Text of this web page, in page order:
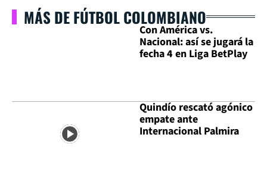
MÁS DE FÚTBOL COLOMBIANO
Con América vs.
Nacional: así se jugará la
fecha 4 en Liga BetPlay
Quindío rescató agónico
empate ante
Internacional Palmira